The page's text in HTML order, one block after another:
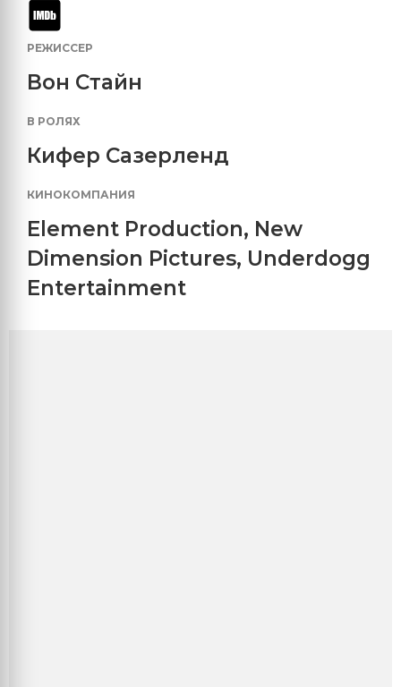
РЕЖИССЕР
Вон Стайн
В РОЛЯХ
Кифер Сазерленд
КИНОКОМПАНИЯ
Element Production, New
Dimension Pictures, Underdogg
Entertainment